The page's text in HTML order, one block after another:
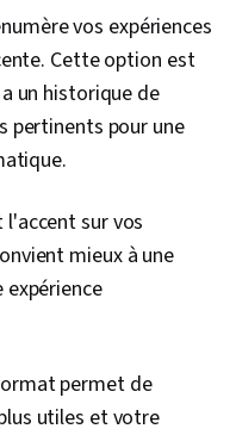
vos expériences
Cette option est
un historique de
pertinents pour une
sur vos
mieux à une
expérience
permet de
utiles et votre